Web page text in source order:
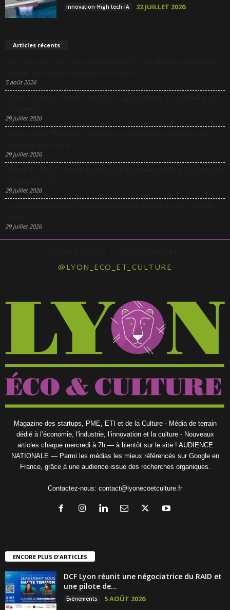
Innovation-High tech-IA 22 JUILLET 2026
Articles récents
5 août 2026
29 juillet 2026
29 juillet 2026
29 juillet 2026
29 juillet 2026
@LYON_ECO_ET_CULTURE
Magazine des startups, PME, ETI et de la Culture - Média de terrain
dédié à l’économie, l'industrie, l’innovation et la culture - Nouveaux
articles chaque mercredi à 7h — à bientôt sur le site ! AUDIENCE
NATIONALE — Parmi les médias les mieux référencés sur Google en
France, grâce à une audience issue des recherches organiques.
Contactez-nous: contact@lyonecoetculture.fr
ENCORE PLUS D'ARTICLES
DCF Lyon réunit une négociatrice du RAID et
une pilote de...
Évènements 5 AOÛT 2026